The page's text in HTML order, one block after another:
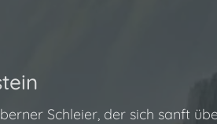
Schleier, der sich sanft